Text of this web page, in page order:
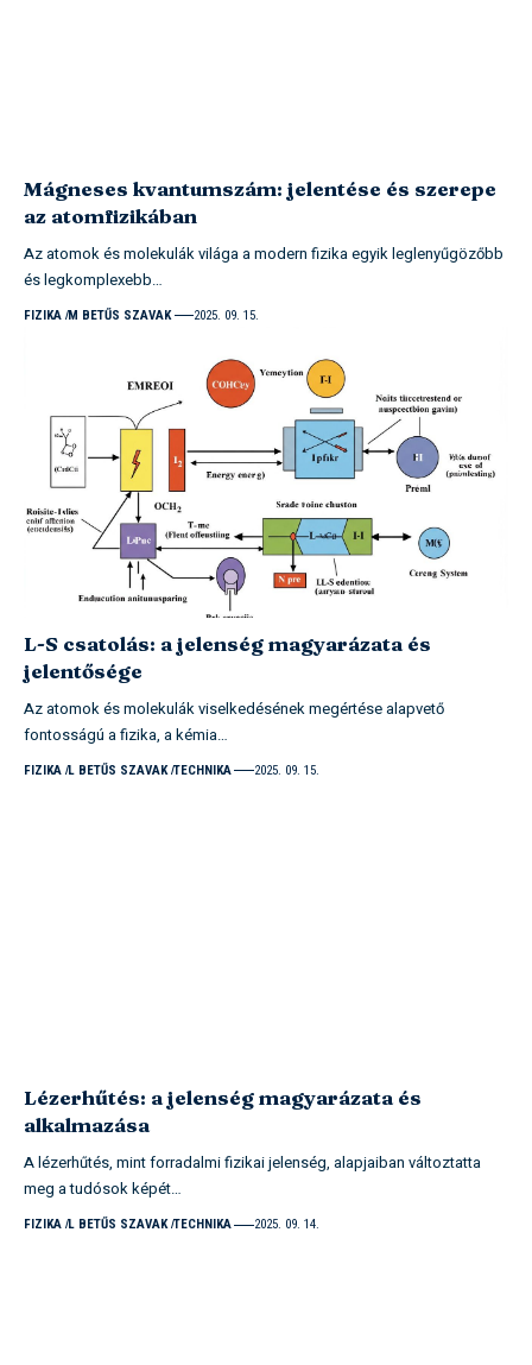
Mágneses kvantumszám: jelentése és szerepe
az atomfizikában
Az atomok és molekulák világa a modern fizika egyik leglenyűgözőbb
és legkomplexebb…
FIZIKA M BETŰS SZAVAK 2025. 09. 15.
L-S csatolás: a jelenség magyarázata és
jelentősége
Az atomok és molekulák viselkedésének megértése alapvető
fontosságú a fizika, a kémia…
FIZIKA L BETŰS SZAVAK TECHNIKA 2025. 09. 15.
Lézerhűtés: a jelenség magyarázata és
alkalmazása
A lézerhűtés, mint forradalmi fizikai jelenség, alapjaiban változtatta
meg a tudósok képét…
FIZIKA L BETŰS SZAVAK TECHNIKA 2025. 09. 14.